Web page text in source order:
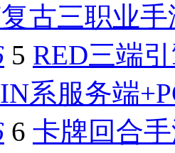
古三职业
5 RED三端
系服务端
6 卡牌回合